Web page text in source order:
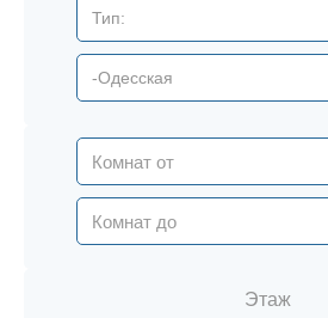
Тип:
-Одесская
Этаж